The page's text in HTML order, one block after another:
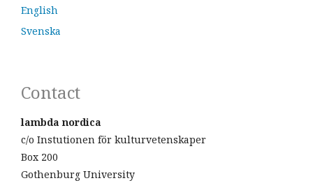
English
Svenska
Contact
lambda nordica
c/o Instutionen för kulturvetenskaper
Box 200
Gothenburg University